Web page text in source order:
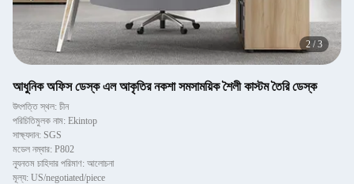
2 /3
আধুনিক অফিস ডেস্ক এল আকৃতির নকশা সমসাময়িক শৈলী কাস্টম তৈরি ডেস্ক
উৎপত্তি স্থল: চীন
পরিচিতিমুলক নাম: Ekintop
সাক্ষ্যদান: SGS
মডেল নম্বার: P802
ন্যূনতম চাহিদার পরিমাণ: আলোচনা
মূল্য: US/negotiated/piece